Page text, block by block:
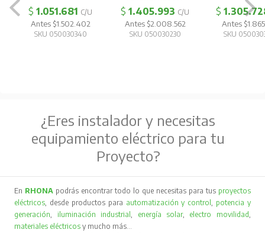
$1.051.681 C/U
Antes $1.502.402
SKU 050030340
$1.405.993 C/U
Antes $2.008.562
SKU 050030230
$
Antes
SKU
¿Eres instalador y necesitas
equipamiento eléctrico para tu
Proyecto?
En RHONA podrás encontrar todo lo que necesitas para tus proyectos
eléctricos, desde productos para automatización y control, potencia y
generación, iluminación industrial, energía solar, electro movilidad,
materiales eléctricos y mucho más…